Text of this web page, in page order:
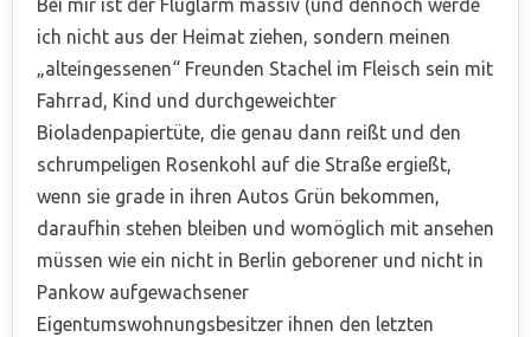
Bei mir ist der Fluglärm massiv (und dennoch werde
ich nicht aus der Heimat ziehen, sondern meinen
„alteingessenen“ Freunden Stachel im Fleisch sein mit
Fahrrad, Kind und durchgeweichter
Bioladenpapiertüte, die genau dann reißt und den
schrumpeligen Rosenkohl auf die Straße ergießt,
wenn sie grade in ihren Autos Grün bekommen,
daraufhin stehen bleiben und womöglich mit ansehen
müssen wie ein nicht in Berlin geborener und nicht in
Pankow aufgewachsener
Eigentumswohnungsbesitzer ihnen den letzten